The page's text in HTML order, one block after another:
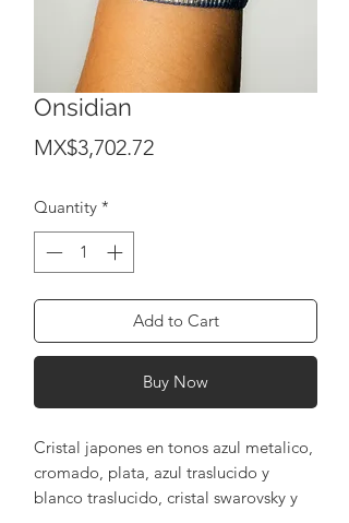
Onsidian
MX$3,702.72Price
Quantity *
Add to Cart
Buy Now
Cristal japones en tonos azul metalico,
cromado, plata, azul traslucido y
blanco traslucido, cristal swarovsky y